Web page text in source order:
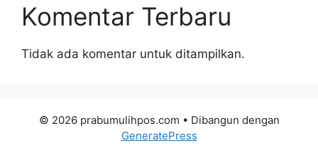
Komentar Terbaru
Tidak ada komentar untuk ditampilkan.
© 2026 prabumulihpos.com • Dibangun dengan
GeneratePress